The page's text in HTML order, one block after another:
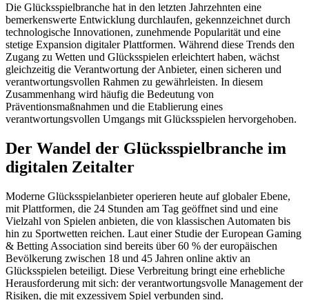
Die Glücksspielbranche hat in den letzten Jahrzehnten eine
bemerkenswerte Entwicklung durchlaufen, gekennzeichnet durch
technologische Innovationen, zunehmende Popularität und eine
stetige Expansion digitaler Plattformen. Während diese Trends den
Zugang zu Wetten und Glücksspielen erleichtert haben, wächst
gleichzeitig die Verantwortung der Anbieter, einen sicheren und
verantwortungsvollen Rahmen zu gewährleisten. In diesem
Zusammenhang wird häufig die Bedeutung von
Präventionsmaßnahmen und die Etablierung eines
verantwortungsvollen Umgangs mit Glücksspielen hervorgehoben.
Der Wandel der Glücksspielbranche im
digitalen Zeitalter
Moderne Glücksspielanbieter operieren heute auf globaler Ebene,
mit Plattformen, die 24 Stunden am Tag geöffnet sind und eine
Vielzahl von Spielen anbieten, die von klassischen Automaten bis
hin zu Sportwetten reichen. Laut einer Studie der European Gaming
& Betting Association sind bereits über 60 % der europäischen
Bevölkerung zwischen 18 und 45 Jahren online aktiv an
Glücksspielen beteiligt. Diese Verbreitung bringt eine erhebliche
Herausforderung mit sich: der verantwortungsvolle Management der
Risiken, die mit exzessivem Spiel verbunden sind.